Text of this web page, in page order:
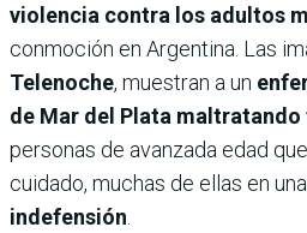
violencia contra los adultos
conmoción en Argentina. Las
Telenoche, muestran a un
de Mar del Plata
personas de avanzada edad
cuidado, muchas de ellas en una
indefensión.